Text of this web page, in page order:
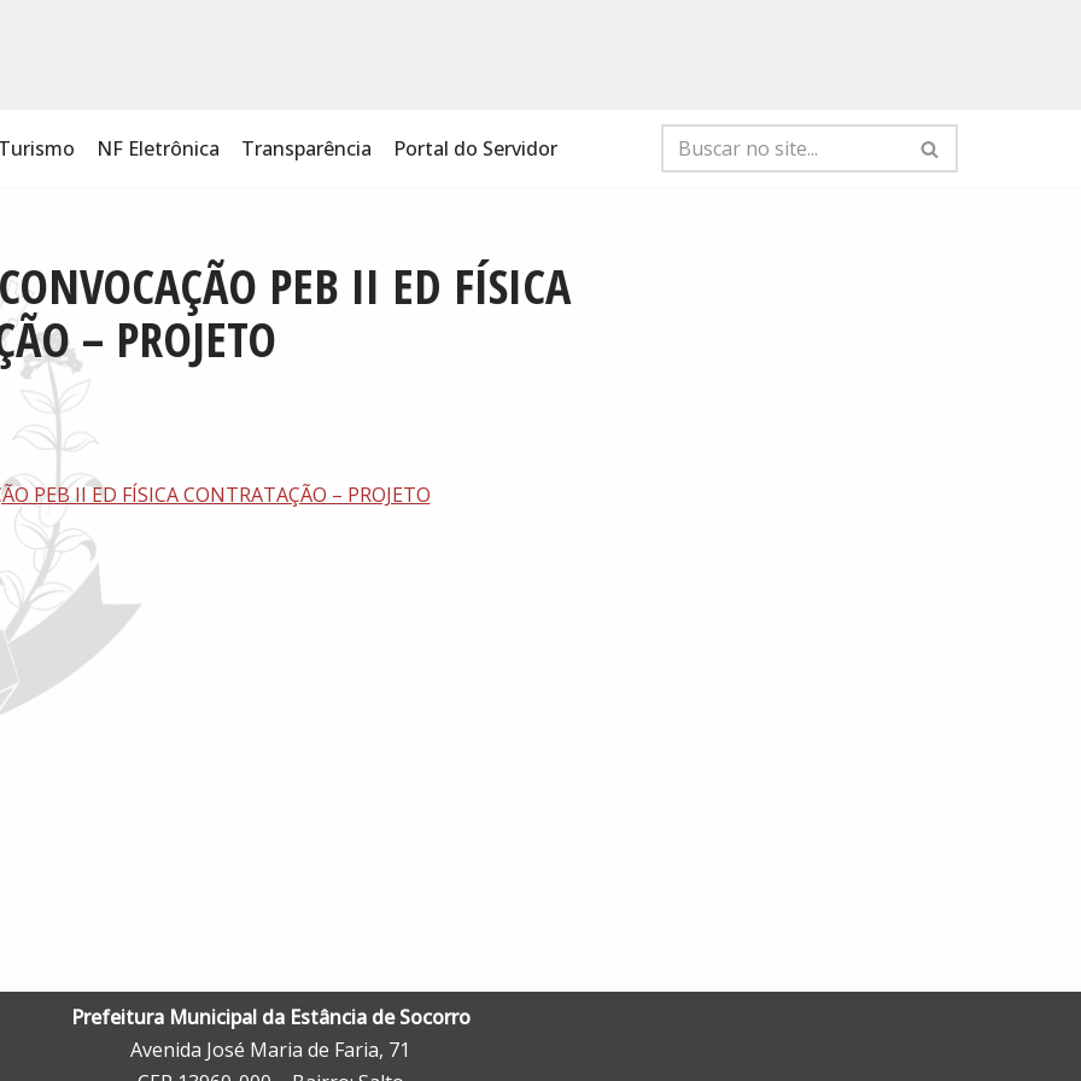
Turismo NF Eletrônica Transparência Portal do Servidor
PEB II ED FÍSICA
– PROJETO
PEB II ED FÍSICA CONTRATAÇÃO – PROJETO
Prefeitura Municipal da Estância de Socorro
Avenida José Maria de Faria, 71